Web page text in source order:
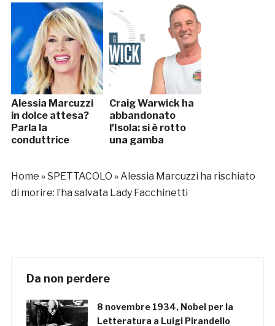
Alessia Marcuzzi
in dolce attesa?
Parla la
conduttrice
Craig Warwick ha
abbandonato
l’Isola: si è rotto
una gamba
Home »SPETTACOLO »Alessia Marcuzzi ha rischiato
di morire: l’ha salvata Lady Facchinetti
Da non perdere
8 novembre 1934, Nobel per la
Letteratura a Luigi Pirandello